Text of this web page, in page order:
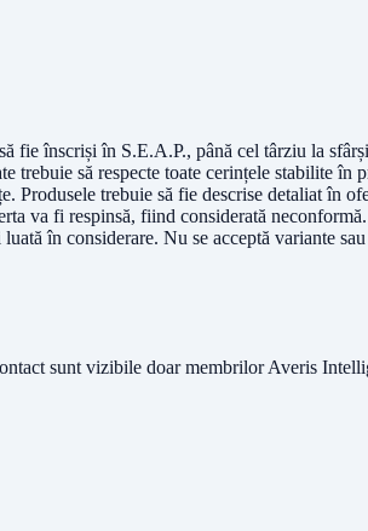
fie înscriși în S.E.A.P., până cel târziu la
să respecte toate cerințele stabilite
Produsele trebuie să fie descrise detaliat în
va fi respinsă, fiind considerată
în considerare. Nu se acceptă variante
sunt vizibile doar membrilor Averis